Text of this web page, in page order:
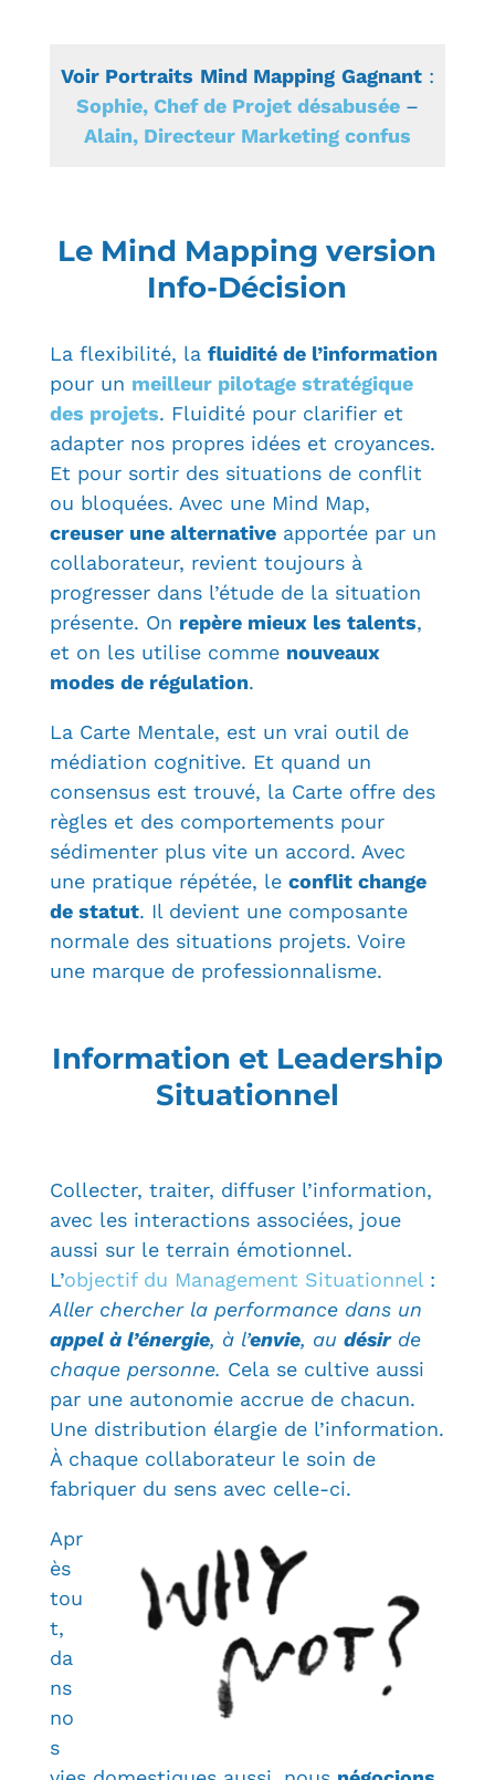
Voir Portraits Mind Mapping Gagnant:
Sophie, Chef de Projet désabusée –
Alain, Directeur Marketing confus
Le Mind Mapping version
Info-Décision
La flexibilité, la fluidité de l’information
pour un meilleur pilotage stratégique
des projets. Fluidité pour clarifier et
adapter nos propres idées et croyances.
Et pour sortir des situations de conflit
ou bloquées. Avec une Mind Map,
creuser une alternativeapportée par un
collaborateur, revient toujours à
progresser dans l’étude de la situation
présente. On repère mieux les talents,
et on les utilise comme nouveaux
modes de régulation.
La Carte Mentale, est un vrai outil de
médiation cognitive. Et quand un
consensus est trouvé, la Carte offre des
règles et des comportements pour
sédimenter plus vite un accord. Avec
une pratique répétée, le conflit change
de statut. Il devient une composante
normale des situations projets. Voire
une marque de professionnalisme.
Information et Leadership
Situationnel
Collecter, traiter, diffuser l’information,
avec les interactions associées, joue
aussi sur le terrain émotionnel.
L’objectif du Management Situationnel :
Aller chercher la performance dans un
appel à l’énergie, à l’envie, au désirde
chaque personne. Cela se cultive aussi
par une autonomie accrue de chacun.
Une distribution élargie de l’information.
À chaque collaborateur le soin de
fabriquer du sens avec celle-ci.
Apr
ès
tou
t,
da
ns
no
s